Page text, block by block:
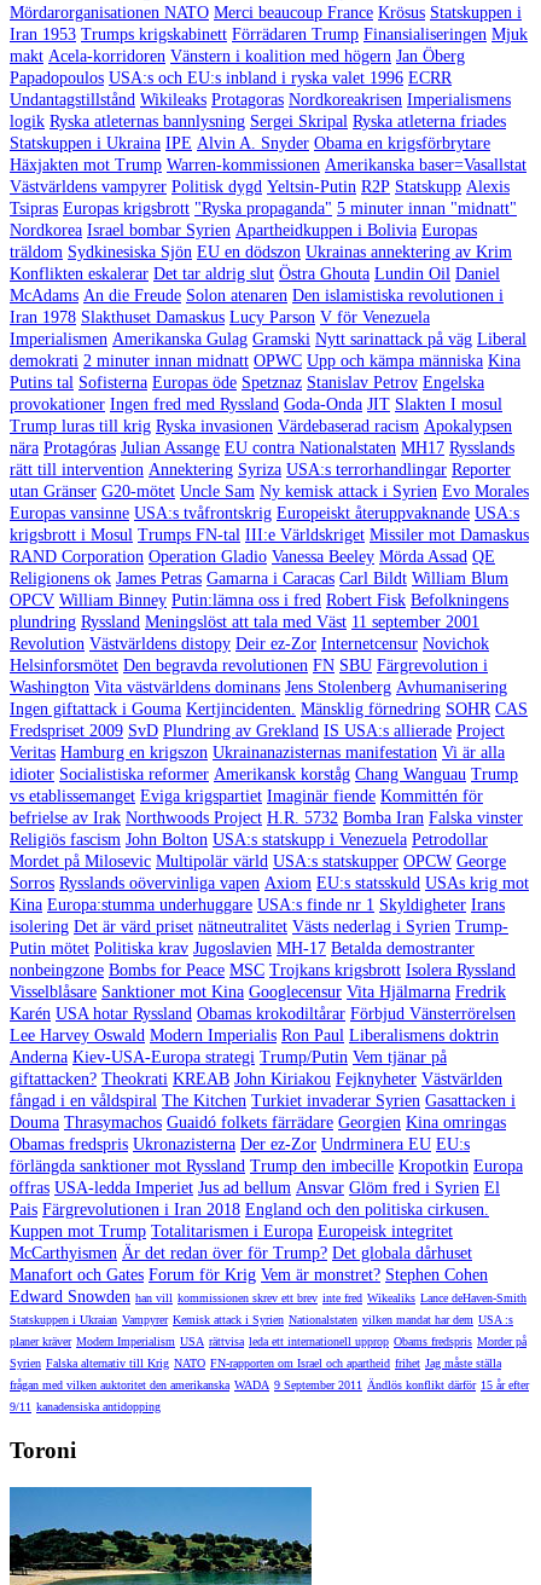
Mördarorganisationen NATO Merci beaucoup France Krösus Statskuppen i
Iran 1953 Trumps krigskabinett Förrädaren Trump Finansialiseringen Mjuk
makt Acela-korridoren Vänstern i koalition med högern Jan Öberg
Papadopoulos USA:s och EU:s inbland i ryska valet 1996 ECRR
Undantagstillstånd Wikileaks Protagoras Nordkoreakrisen Imperialismens
logik Ryska atleternas bannlysning Sergei Skripal Ryska atleterna friades
Statskuppen i Ukraina IPE Alvin A. Snyder Obama en krigsförbrytare
Häxjakten mot Trump Warren-kommissionen Amerikanska baser=Vasallstat
Västvärldens vampyrer Politisk dygd Yeltsin-Putin R2P Statskupp Alexis
Tsipras Europas krigsbrott "Ryska propaganda" 5 minuter innan "midnatt"
Nordkorea Israel bombar Syrien Apartheidkuppen i Bolivia Europas
träldom Sydkinesiska Sjön EU en dödszon Ukrainas annektering av Krim
Konflikten eskalerar Det tar aldrig slut Östra Ghouta Lundin Oil Daniel
McAdams An die Freude Solon atenaren Den islamistiska revolutionen i
Iran 1978 Slakthuset Damaskus Lucy Parson V för Venezuela
Imperialismen Amerikanska Gulag Gramski Nytt sarinattack på väg Liberal
demokrati 2 minuter innan midnatt OPWC Upp och kämpa människa Kina
Putins tal Sofisterna Europas öde Spetznaz Stanislav Petrov Engelska
provokationer Ingen fred med Ryssland Goda-Onda JIT Slakten I mosul
Trump luras till krig Ryska invasionen Värdebaserad racism Apokalypsen
nära Protagóras Julian Assange EU contra Nationalstaten MH17 Rysslands
rätt till intervention Annektering Syriza USA:s terrorhandlingar Reporter
utan Gränser G20-mötet Uncle Sam Ny kemisk attack i Syrien Evo Morales
Europas vansinne USA:s tvåfrontskrig Europeiskt återuppvaknande USA:s
krigsbrott i Mosul Trumps FN-tal III:e Världskriget Missiler mot Damaskus
RAND Corporation Operation Gladio Vanessa Beeley Mörda Assad QE
Religionens ok James Petras Gamarna i Caracas Carl Bildt William Blum
OPCV William Binney Putin:lämna oss i fred Robert Fisk Befolkningens
plundring Ryssland Meningslöst att tala med Väst 11 september 2001
Revolution Västvärldens distopy Deir ez-Zor Internetcensur Novichok
Helsinforsmötet Den begravda revolutionen FN SBU Färgrevolution i
Washington Vita västvärldens dominans Jens Stolenberg Avhumanisering
Ingen giftattack i Gouma Kertjincidenten. Mänsklig förnedring SOHR CAS
Fredspriset 2009 SvD Plundring av Grekland IS USA:s allierade Project
Veritas Hamburg en krigszon Ukrainanazisternas manifestation Vi är alla
idioter Socialistiska reformer Amerikansk korståg Chang Wanguau Trump
vs etablissemanget Eviga krigspartiet Imaginär fiende Kommittén för
befrielse av Irak Northwoods Project H.R. 5732 Bomba Iran Falska vinster
Religiös fascism John Bolton USA:s statskupp i Venezuela Petrodollar
Mordet på Milosevic Multipolär värld USA:s statskupper OPCW George
Sorros Rysslands oövervinliga vapen Axiom EU:s statsskuld USAs krig mot
Kina Europa:stumma underhuggare USA:s finde nr 1 Skyldigheter Irans
isolering Det är värd priset nätneutralitet Västs nederlag i Syrien Trump-
Putin mötet Politiska krav Jugoslavien MH-17 Betalda demostranter
nonbeingzone Bombs for Peace MSC Trojkans krigsbrott Isolera Ryssland
Visselblåsare Sanktioner mot Kina Googlecensur Vita Hjälmarna Fredrik
Karén USA hotar Ryssland Obamas krokodiltårar Förbjud Vänsterrörelsen
Lee Harvey Oswald Modern Imperialis Ron Paul Liberalismens doktrin
Anderna Kiev-USA-Europa strategi Trump/Putin Vem tjänar på
giftattacken? Theokrati KREAB John Kiriakou Fejknyheter Västvärlden
fångad i en våldspiral The Kitchen Turkiet invaderar Syrien Gasattacken i
Douma Thrasymachos Guaidó folkets färrädare Georgien Kina omringas
Obamas fredspris Ukronazisterna Der ez-Zor Undrminera EU EU:s
förlängda sanktioner mot Ryssland Trump den imbecille Kropotkin Europa
offras USA-ledda Imperiet Jus ad bellum Ansvar Glöm fred i Syrien El
Pais Färgrevolutionen i Iran 2018 England och den politiska cirkusen.
Kuppen mot Trump Totalitarismen i Europa Europeisk integritet
McCarthyismen Är det redan över för Trump? Det globala dårhuset
Manafort och Gates Forum för Krig Vem är monstret? Stephen Cohen
Edward Snowden han vill kommissionen skrev ett brev inte fred Wikealiks Lance deHaven-Smith
Statskuppen i Ukraian Vampyrer Kemisk attack i Syrien Nationalstaten vilken mandat har dem USA :s
planer kräver Modern Imperialism USA rättvisa leda ett internationell upprop Obams fredspris Morder på
Syrien Falska alternativ till Krig NATO FN-rapporten om Israel och apartheid frihet Jag måste ställa
frågan med vilken auktoritet den amerikanska WADA 9 September 2011 Ändlös konflikt därför 15 år efter
9/11 kanadensiska antidopping
Toroni